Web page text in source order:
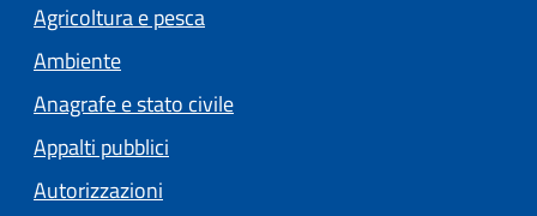
Agricoltura e pesca
Ambiente
Anagrafe e stato civile
Appalti pubblici
Autorizzazioni